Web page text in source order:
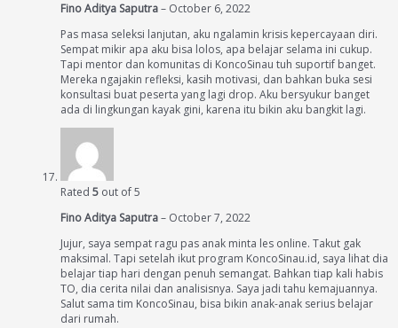
Fino Aditya Saputra– October 6, 2022
Pas masa seleksi lanjutan, aku ngalamin krisis kepercayaan diri.
Sempat mikir apa aku bisa lolos, apa belajar selama ini cukup.
Tapi mentor dan komunitas di KoncoSinau tuh suportif banget.
Mereka ngajakin refleksi, kasih motivasi, dan bahkan buka sesi
konsultasi buat peserta yang lagi drop. Aku bersyukur banget
ada di lingkungan kayak gini, karena itu bikin aku bangkit lagi.
Rated 5 out of 5
Fino Aditya Saputra– October 7, 2022
Jujur, saya sempat ragu pas anak minta les online. Takut gak
maksimal. Tapi setelah ikut program KoncoSinau.id, saya lihat dia
belajar tiap hari dengan penuh semangat. Bahkan tiap kali habis
TO, dia cerita nilai dan analisisnya. Saya jadi tahu kemajuannya.
Salut sama tim KoncoSinau, bisa bikin anak-anak serius belajar
dari rumah.